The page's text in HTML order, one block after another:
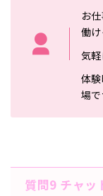
お
働け
気軽
体
場
質問9 チャッ